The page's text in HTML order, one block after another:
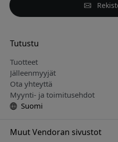
Tutustu
Tuotteet
Jälleenmyyjät
Ota yhteyttä
Myynti- ja toimitusehdot
Suomi
Muut Vendoran sivustot